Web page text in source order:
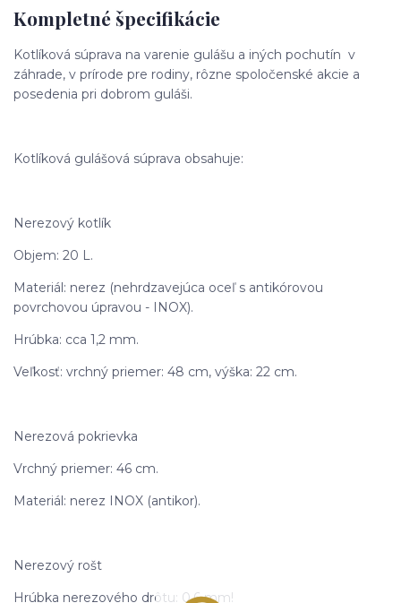
Kompletné špecifikácie
Kotlíková súprava na varenie gulášu a iných pochutín v
záhrade, v prírode pre rodiny, rôzne spoločenské akcie a
posedenia pri dobrom guláši.
Kotlíková gulášová súprava obsahuje:
Nerezový kotlík
Objem: 20 L.
Materiál: nerez (nehrdzavejúca oceľ s antikórovou
povrchovou úpravou - INOX).
Hrúbka: cca 1,2 mm.
Veľkosť: vrchný priemer: 48 cm, výška: 22 cm.
Nerezová pokrievka
Vrchný priemer: 46 cm.
Materiál: nerez INOX (antikor).
Nerezový rošt
Hrúbka nerezového drôtu: 0,6 mm!